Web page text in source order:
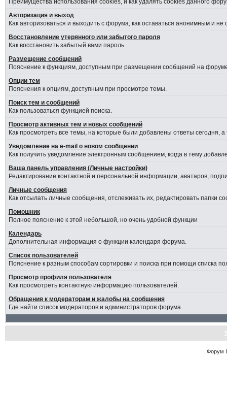
Преимущества использования cookies, и как удалять cookies данного
Авторизация и выход
Как авторизоваться и выходить с форума, как оставаться анонимным и
Восстановление утерянного или забытого пароля
Как восстановить забытый вами пароль.
Размещение сообщений
Пояснение к функциям, доступным при размещении сообщений на
Опции тем
Пояснения к опциям, доступным при просмотре темы.
Поиск тем и сообщений
Как пользоваться функцией поиска.
Просмотр активных тем и новых сообщений
Как просмотреть все темы, на которые были добавлены ответы сегодня,
Уведомление на е-mail о новом сообщении
Как получить уведомление электронным сообщением, когда в тему
Ваша панель управления (Личные настройки)
Редактирование контактной и персональной информации, аватаров,
Личные сообщения
Как отсылать личные сообщения, отслеживать их, редактировать папки
Помошник
Полное пояснение к этой небольшой, но очень удобной функции
Календарь
Дополнительная информация о функции календаря форума.
Список пользователей
Пояснение к разным способам сортировки и поиска при помощи списка
Просмотр профиля пользователя
Как просмотреть контактную информацию пользователей.
Обращения к модераторам и жалобы на сообщения
Где найти список модераторов и администраторов форума.
Форум